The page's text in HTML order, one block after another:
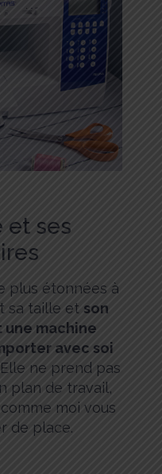
et ses
plus étonnées à
sa taille et son
machine
avec soi
ne prend pas
plan de travail,
moi vous
de place.